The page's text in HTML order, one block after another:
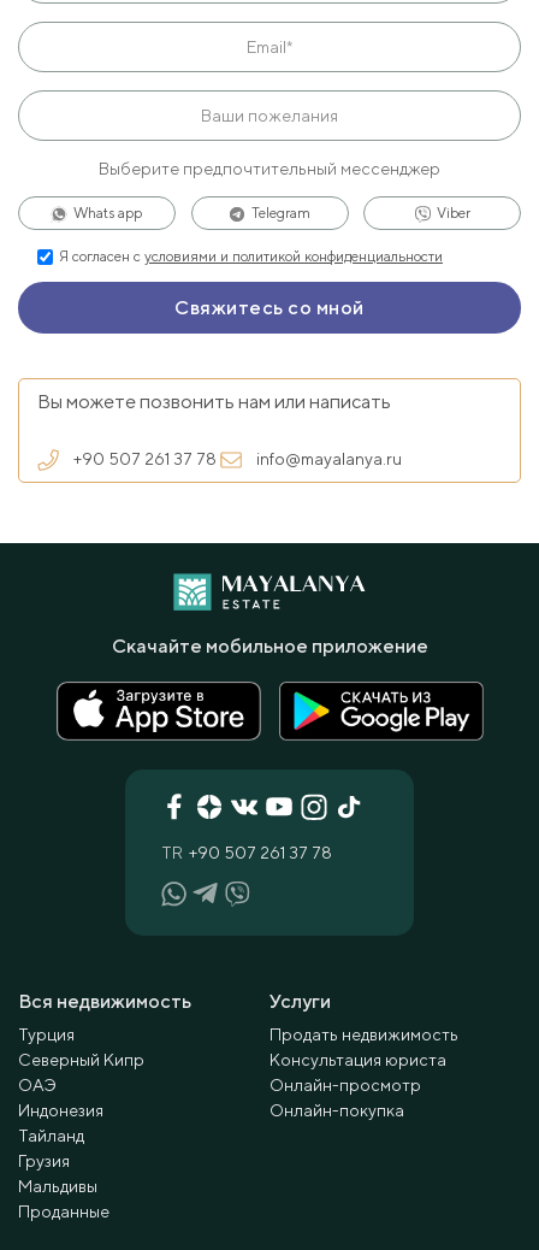
Выберите предпочтительный мессенджер
Whats app Telegram Viber
Я согласен с условиями и политикой конфиденциальности
Вы можете позвонить нам или написать
+90 507 261 37 78 info@mayalanya.ru
Вся недвижимость
Турция
Северный Кипр
ОАЭ
Индонезия
Тайланд
Грузия
Мальдивы
Проданные
Услуги
Продать недвижимость
Консультация юриста
Онлайн-просмотр
Онлайн-покупка
TR +90 507 261 37 78
Скачайте мобильное приложение